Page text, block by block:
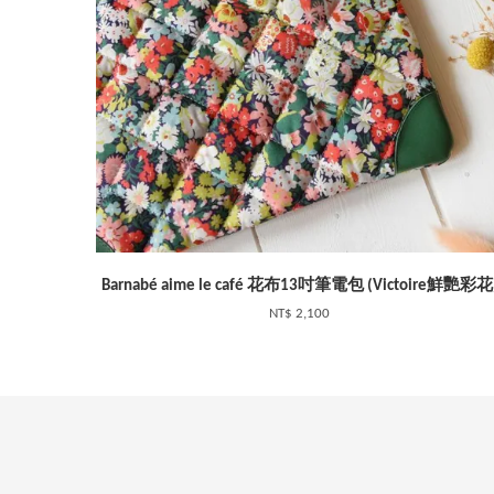
Barnabé aime le café 花布13吋筆電包 (Victoire鮮艷彩
NT$ 2,100